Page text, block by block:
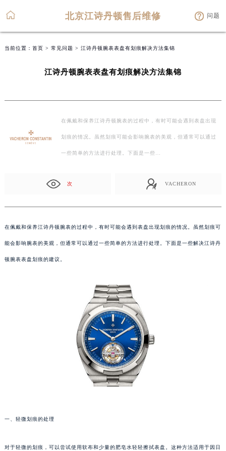
北京江诗丹顿售后维修 问题
当前位置： 首页 > 常见问题 > 江诗丹顿腕表表盘有划痕解决方法集锦
江诗丹顿腕表表盘有划痕解决方法集锦
在佩戴和保养江诗丹顿腕表的过程中，有时可能会遇到表盘出现
划痕的情况。虽然划痕可能会影响腕表的美观，但通常可以通过
一些简单的方法进行处理。下面是一些…
次 VACHERON
在佩戴和保养江诗丹顿腕表的过程中，有时可能会遇到表盘出现划痕的情况。虽然划痕可
能会影响腕表的美观，但通常可以通过一些简单的方法进行处理。下面是一些解决江诗丹
顿腕表表盘划痕的建议。
一、轻微划痕的处理
对于轻微的划痕，可以尝试使用软布和少量的肥皂水轻轻擦拭表盘。这种方法适用于因日